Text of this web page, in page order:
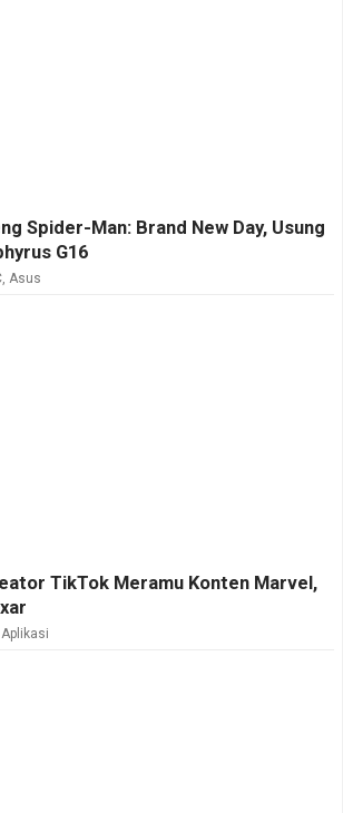
Spider-Man: Brand New Day, Usung
G16
, Asus
TikTok Meramu Konten Marvel,
Aplikasi